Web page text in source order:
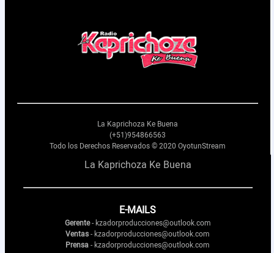
La Kaprichoza Ke Buena
(+51)954866563
Todo los Derechos Reservados © 2020 OyotunStream
La Kaprichoza Ke Buena
E-MAILS
Gerente- kzadorproducciones@outlook.com
Ventas- kzadorproducciones@outlook.com
Prensa- kzadorproducciones@outlook.com